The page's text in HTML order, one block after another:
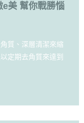
e美 幫你戰勝惱
質、深層清潔來縮
定期去角質來達到